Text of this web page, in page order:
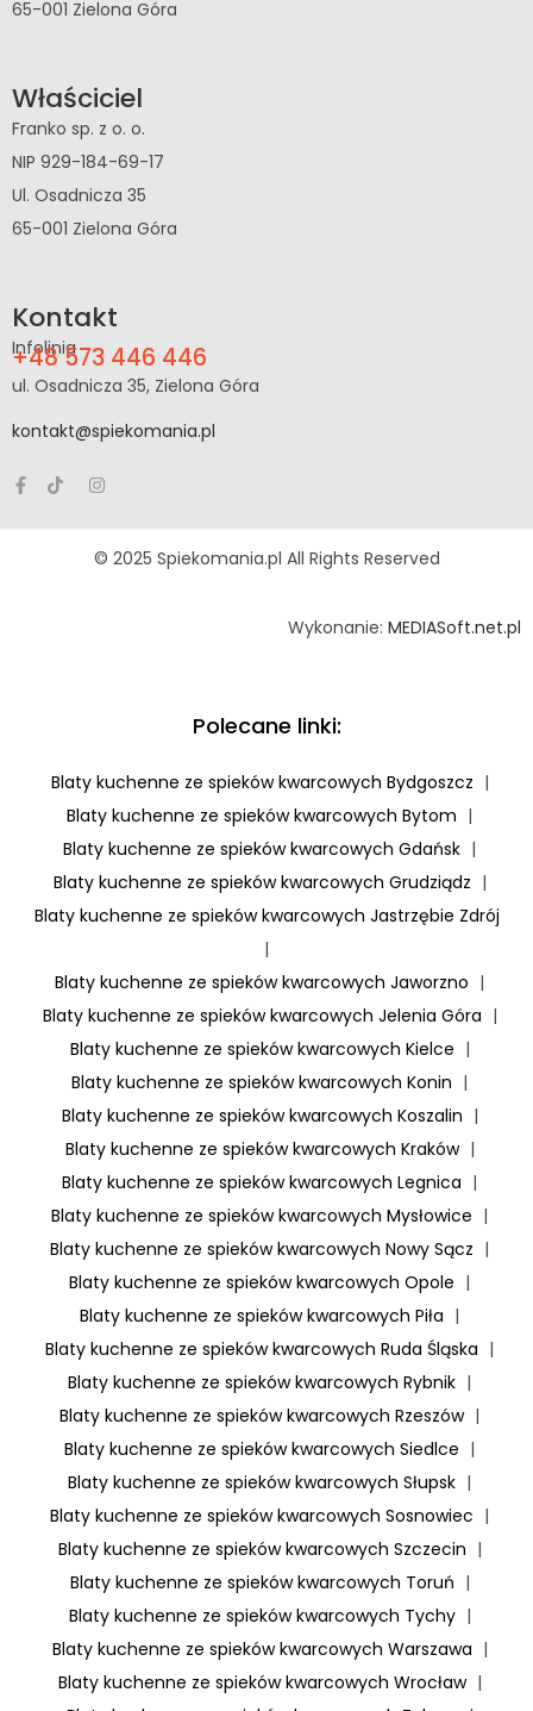
65-001 Zielona Góra
Właściciel
Franko sp. z o. o.
NIP 929-184-69-17
Ul. Osadnicza 35
65-001 Zielona Góra
Kontakt
Infolinia
+48 573 446 446
ul. Osadnicza 35, Zielona Góra
kontakt@spiekomania.pl
© 2025 Spiekomania.pl All Rights Reserved
Wykonanie: MEDIASoft.net.pl
Polecane linki:
Blaty kuchenne ze spieków kwarcowych Bydgoszcz |
Blaty kuchenne ze spieków kwarcowych Bytom |
Blaty kuchenne ze spieków kwarcowych Gdańsk |
Blaty kuchenne ze spieków kwarcowych Grudziądz |
Blaty kuchenne ze spieków kwarcowych Jastrzębie Zdrój
|
Blaty kuchenne ze spieków kwarcowych Jaworzno |
Blaty kuchenne ze spieków kwarcowych Jelenia Góra |
Blaty kuchenne ze spieków kwarcowych Kielce |
Blaty kuchenne ze spieków kwarcowych Konin |
Blaty kuchenne ze spieków kwarcowych Koszalin |
Blaty kuchenne ze spieków kwarcowych Kraków |
Blaty kuchenne ze spieków kwarcowych Legnica |
Blaty kuchenne ze spieków kwarcowych Mysłowice |
Blaty kuchenne ze spieków kwarcowych Nowy Sącz |
Blaty kuchenne ze spieków kwarcowych Opole |
Blaty kuchenne ze spieków kwarcowych Piła |
Blaty kuchenne ze spieków kwarcowych Ruda Śląska |
Blaty kuchenne ze spieków kwarcowych Rybnik |
Blaty kuchenne ze spieków kwarcowych Rzeszów |
Blaty kuchenne ze spieków kwarcowych Siedlce |
Blaty kuchenne ze spieków kwarcowych Słupsk |
Blaty kuchenne ze spieków kwarcowych Sosnowiec |
Blaty kuchenne ze spieków kwarcowych Szczecin |
Blaty kuchenne ze spieków kwarcowych Toruń |
Blaty kuchenne ze spieków kwarcowych Tychy |
Blaty kuchenne ze spieków kwarcowych Warszawa |
Blaty kuchenne ze spieków kwarcowych Wrocław |